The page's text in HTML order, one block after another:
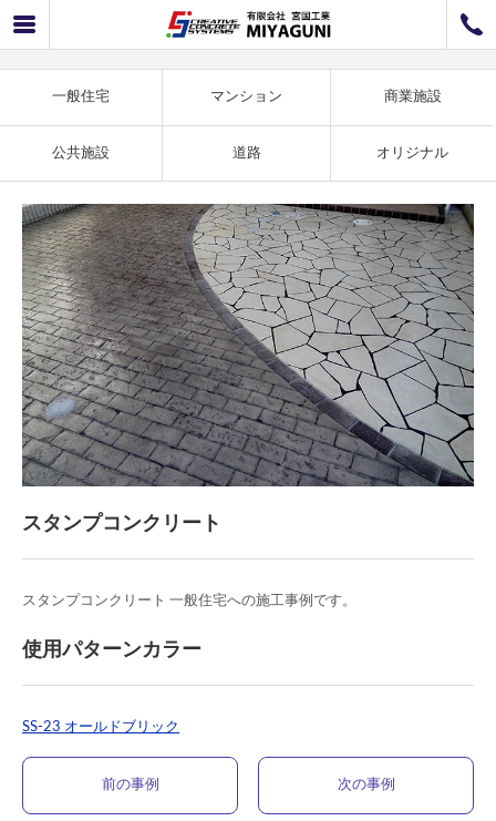
072-726-7676
お問い合わせ 工事のお見積もり
一般住宅事例 オールドブリック施工例 SS-23
一般住宅 マンション 商業施設
公共施設 道路 オリジナル
スタンプコンクリート
スタンプコンクリート 一般住宅への施工事例です。
使用パターンカラー
SS-23 オールドブリック
前の事例 次の事例